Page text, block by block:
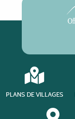
PLANS DE VILLAGES